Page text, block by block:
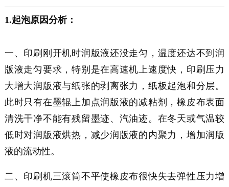
1.起泡原因分析：
一、印刷刚开机时润版液还没走匀，温度还达不到润
版液走匀要求，特别是在高速机上速度快，印刷压力
大增大润版液与纸张的剥离张力，纸板起泡和分层。
此时只有在墨辊上加点润版液的减粘剂，橡皮布表面
清洗干净不能有残留墨迹、汽油迹。在冬天或气温较
低时对润版液烘热，减少润版液的内聚力，增加润版
液的流动性。
二、印刷机三滚筒不平使橡皮布很快失去弹性压力增